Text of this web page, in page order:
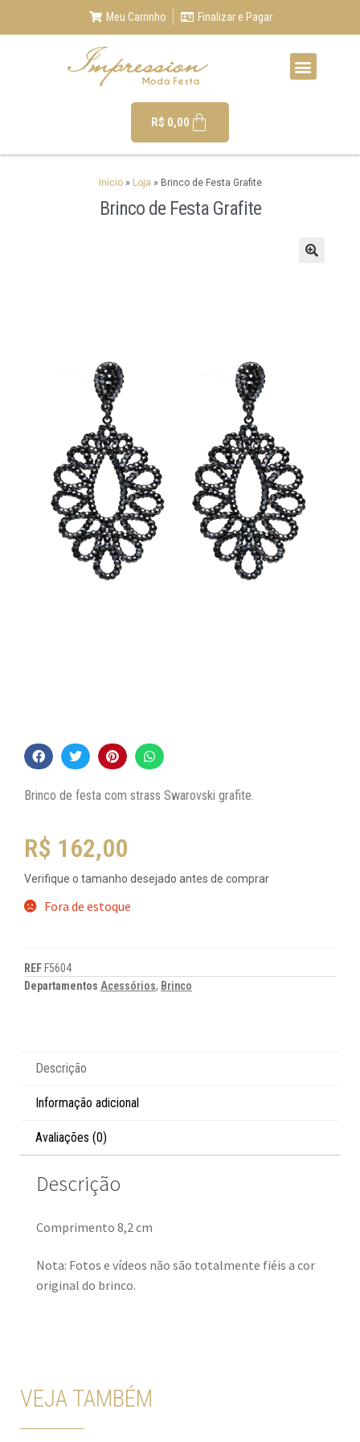
Meu Carrinho Finalizar e Pagar
R$ 0,00
Início» Loja » Brinco de Festa Grafite
Brinco de Festa Grafite
Brinco de festa com strass Swarovski grafite.
R$ 162,00
Verifique o tamanho desejado antes de comprar
Fora de estoque
REF F5604
Departamentos Acessórios, Brinco
Descrição
Informação adicional
Avaliações (0)
Descrição
Comprimento 8,2 cm
Nota: Fotos e vídeos não são totalmente fiéis a cor
original do brinco.
VEJA TAMBÉM